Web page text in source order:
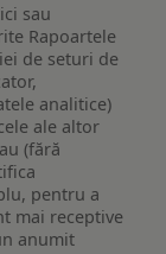
sau
Rapoartele
de seturi de
analitice)
ale altor
(fără
pentru a
mai receptive
anumit